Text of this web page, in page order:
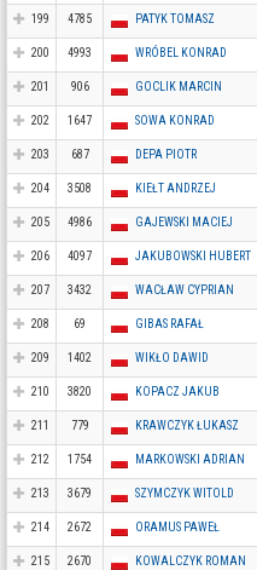
199 4785 PATYK TOMASZ
200 4993 WRÓBEL KONRAD
201 906 GOCLIK MARCIN
202 1647 SOWA KONRAD
203 687 DEPA PIOTR
204 3508 KIEŁT ANDRZEJ
205 4986 GAJEWSKI MACIEJ
206 4097 JAKUBOWSKI HUBERT
207 3432 WACŁAW CYPRIAN
208 69 GIBAS RAFAŁ
209 1402 WIKŁO DAWID
210 3820 KOPACZ JAKUB
211 779 KRAWCZYK ŁUKASZ
212 1754 MARKOWSKI ADRIAN
213 3679 SZYMCZYK WITOLD
214 2672 ORAMUS PAWEŁ
215 2670 KOWALCZYK ROMAN